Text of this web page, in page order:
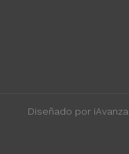
Diseñado por iAvanza